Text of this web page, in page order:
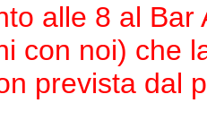
alle 8 al
con noi) che
prevista dal